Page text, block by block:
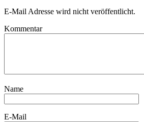
E-Mail Adresse wird nicht veröffentlicht.
Kommentar
Name
E-Mail